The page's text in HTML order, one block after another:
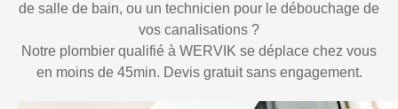
de salle de bain, ou un technicien pour le débouchage de
vos canalisations ?
Notre plombier qualifié à WERVIK se déplace chez vous
en moins de 45min. Devis gratuit sans engagement.